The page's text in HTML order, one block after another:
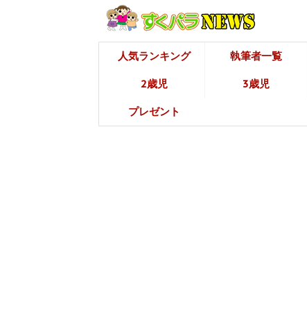
人気ランキング 執筆者一覧
2歳児 3歳児
プレゼント